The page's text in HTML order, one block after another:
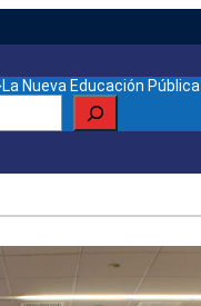
La Nueva Educación Pública